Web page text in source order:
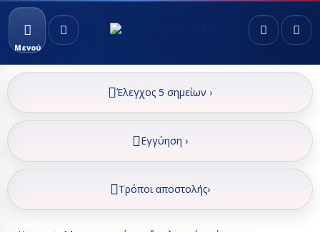
Μενού
Έλεγχος 5 σημείων ›
Εγγύηση ›
Τρόποι αποστολής›